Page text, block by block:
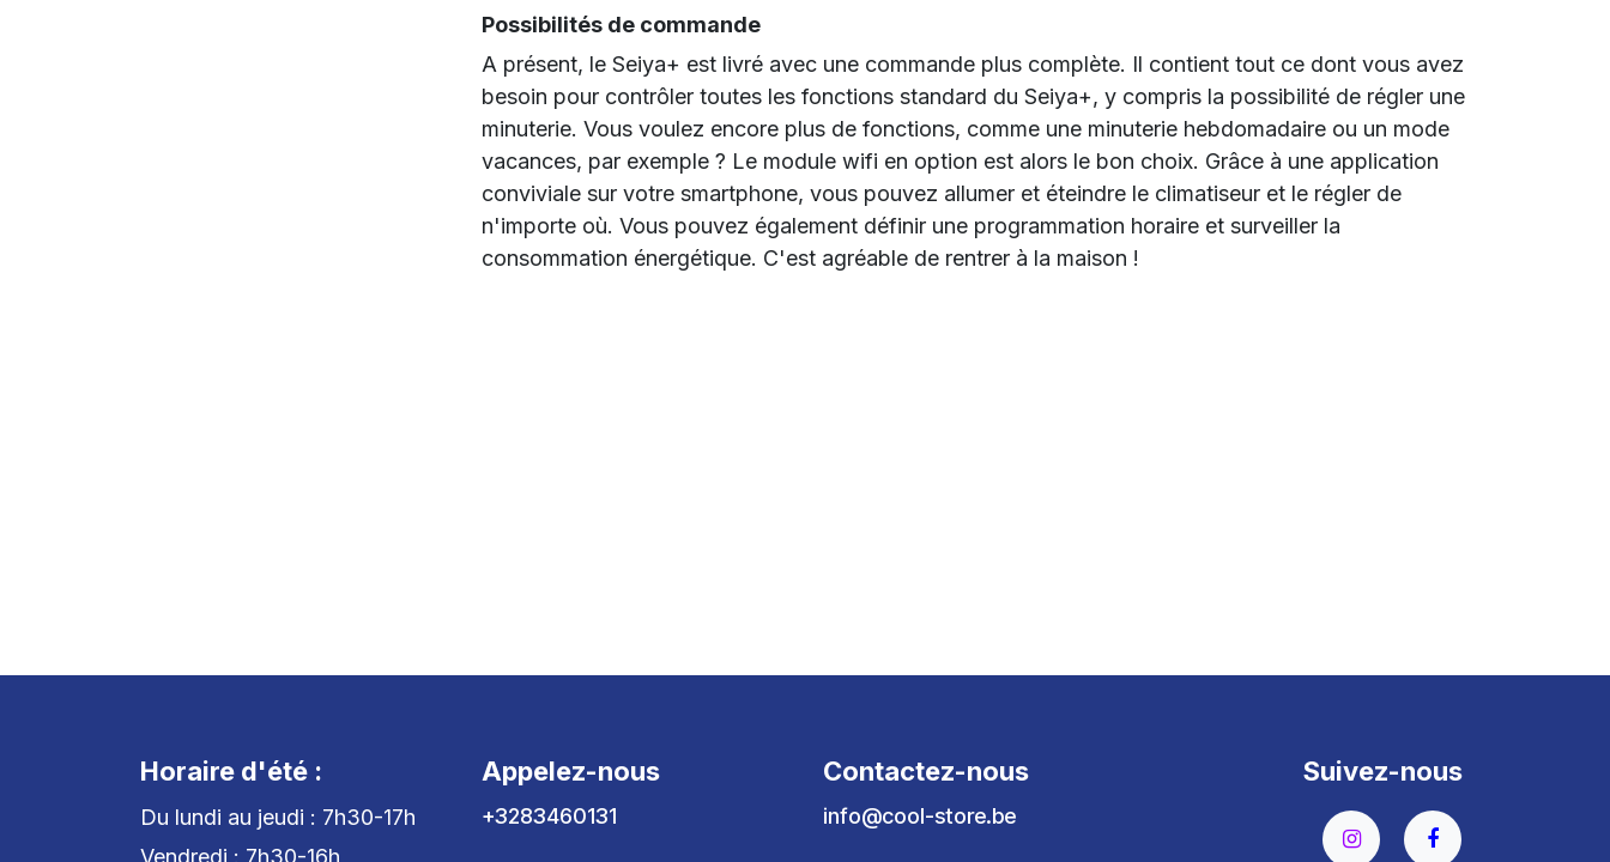
Possibilités de commande
A présent, le Seiya+ est livré avec une commande plus complète. Il contient tout ce dont vous avez
besoin pour contrôler toutes les fonctions standard du Seiya+, y compris la possibilité de régler une
minuterie. Vous voulez encore plus de fonctions, comme une minuterie hebdomadaire ou un mode
vacances, par exemple ? Le module wifi en option est alors le bon choix. Grâce à une application
conviviale sur votre smartphone, vous pouvez allumer et éteindre le climatiseur et le régler de
n'importe où. Vous pouvez également définir une programmation horaire et surveiller la
consommation énergétique. C'est agréable de rentrer à la maison !
Horaire d'été :
Du lundi au jeudi : 7h30-17h
Appelez-nous
+3283460131
Contactez-nous
info@cool-store.be
Suivez-nous